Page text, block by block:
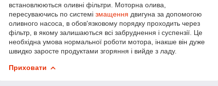
встановлюються оливні фільтри. Моторна олива,
пересуваючись по системі змащення двигуна за допомогою
оливного насоса, в обов'язковому порядку проходить через
фільтр, в якому залишаються всі забруднення і суспензії. Це
необхідна умова нормальної роботи мотора, інакше він дуже
швидко заросте продуктами згоряння і вийде з ладу.
Приховати